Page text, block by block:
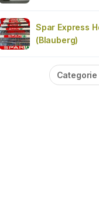
Spar Express
(Blauberg)